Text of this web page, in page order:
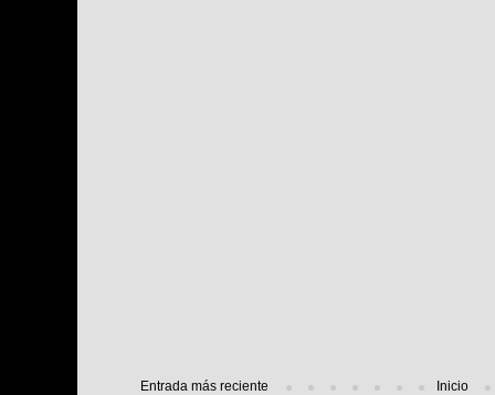
Entrada más reciente Inicio